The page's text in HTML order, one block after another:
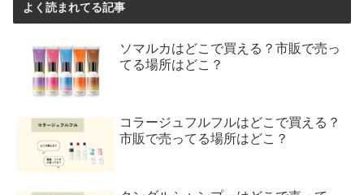
よく読まれてる記事
ソマルカはどこで買える？市販で売っ
てる場所はどこ？
コラージュフルフルはどこで買える？
市販で売ってる場所はどこ？